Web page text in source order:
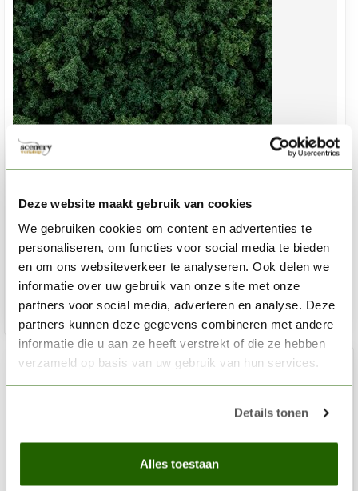
Deze website maakt gebruik van cookies
We gebruiken cookies om content en advertenties te
personaliseren, om functies voor social media te bieden
en om ons websiteverkeer te analyseren. Ook delen we
informatie over uw gebruik van onze site met onze
partners voor social media, adverteren en analyse. Deze
partners kunnen deze gegevens combineren met andere
informatie die u aan ze heeft verstrekt of die ze hebben
verzameld op basis van uw gebruik van hun services.
Details tonen
Alles toestaan
Dark Green Foliage Clumps - All Game Terrain - 159 cm³ -
WLS-G6463
€8,70
Niet op voorraad